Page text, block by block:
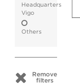
Headquarters
Vigo
Others
Remove
filters